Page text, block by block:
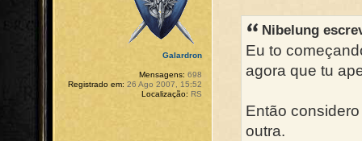
Nibelung
Eu to
agora que tu
Então
outra.
Galardron
Mensagens: 698
Registrado em: 26 Ago 2007, 15:52
Localização: RS